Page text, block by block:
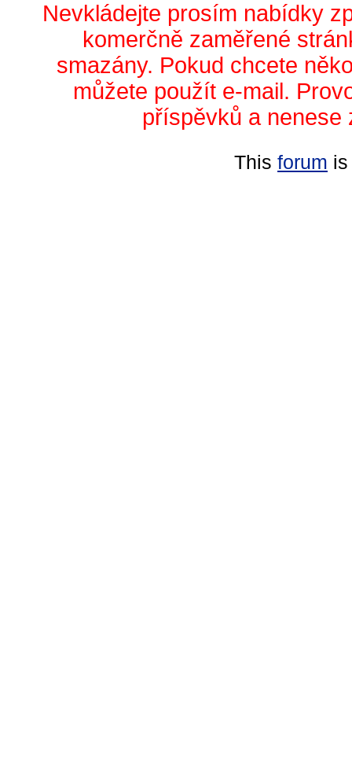
Nevkládejte prosím nabídky
komerčně zaměřené
smazány. Pokud chcete
můžete použít e-mail.
příspěvků a nenese
This forum